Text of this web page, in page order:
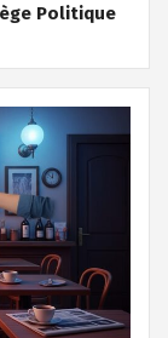
Politique